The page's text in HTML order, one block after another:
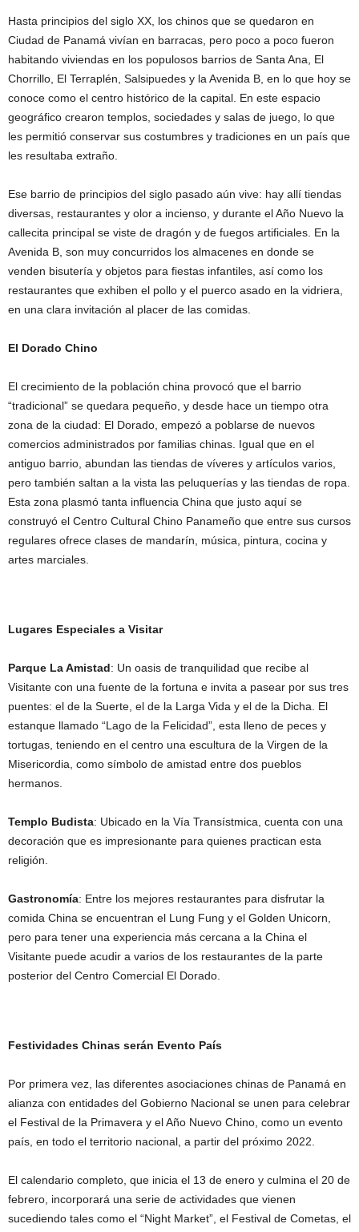
Hasta principios del siglo XX, los chinos que se quedaron en
Ciudad de Panamá vivían en barracas, pero poco a poco fueron
habitando viviendas en los populosos barrios de Santa Ana, El
Chorrillo, El Terraplén, Salsipuedes y la Avenida B, en lo que hoy se
conoce como el centro histórico de la capital. En este espacio
geográfico crearon templos, sociedades y salas de juego, lo que
les permitió conservar sus costumbres y tradiciones en un país que
les resultaba extraño.
Ese barrio de principios del siglo pasado aún vive: hay allí tiendas
diversas, restaurantes y olor a incienso, y durante el Año Nuevo la
callecita principal se viste de dragón y de fuegos artificiales. En la
Avenida B, son muy concurridos los almacenes en donde se
venden bisutería y objetos para fiestas infantiles, así como los
restaurantes que exhiben el pollo y el puerco asado en la vidriera,
en una clara invitación al placer de las comidas.
El Dorado Chino
El crecimiento de la población china provocó que el barrio
“tradicional” se quedara pequeño, y desde hace un tiempo otra
zona de la ciudad: El Dorado, empezó a poblarse de nuevos
comercios administrados por familias chinas. Igual que en el
antiguo barrio, abundan las tiendas de víveres y artículos varios,
pero también saltan a la vista las peluquerías y las tiendas de ropa.
Esta zona plasmó tanta influencia China que justo aquí se
construyó el Centro Cultural Chino Panameño que entre sus cursos
regulares ofrece clases de mandarín, música, pintura, cocina y
artes marciales.
Lugares Especiales a Visitar
Parque La Amistad: Un oasis de tranquilidad que recibe al
Visitante con una fuente de la fortuna e invita a pasear por sus tres
puentes: el de la Suerte, el de la Larga Vida y el de la Dicha. El
estanque llamado “Lago de la Felicidad”, esta lleno de peces y
tortugas, teniendo en el centro una escultura de la Virgen de la
Misericordia, como símbolo de amistad entre dos pueblos
hermanos.
Templo Budista: Ubicado en la Vía Transístmica, cuenta con una
decoración que es impresionante para quienes practican esta
religión.
Gastronomía: Entre los mejores restaurantes para disfrutar la
comida China se encuentran el Lung Fung y el Golden Unicorn,
pero para tener una experiencia más cercana a la China el
Visitante puede acudir a varios de los restaurantes de la parte
posterior del Centro Comercial El Dorado.
Festividades Chinas serán Evento País
Por primera vez, las diferentes asociaciones chinas de Panamá en
alianza con entidades del Gobierno Nacional se unen para celebrar
el Festival de la Primavera y el Año Nuevo Chino, como un evento
país, en todo el territorio nacional, a partir del próximo 2022.
El calendario completo, que inicia el 13 de enero y culmina el 20 de
febrero, incorporará una serie de actividades que vienen
sucediendo tales como el “Night Market”, el Festival de Cometas, el